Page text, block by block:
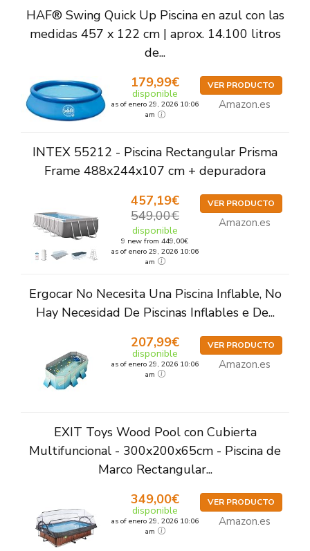
HAF® Swing Quick Up Piscina en azul con las
medidas 457 x 122 cm | aprox. 14.100 litros
de...
179,99€
disponible
as of enero 29, 2026 10:06
am
VER PRODUCTO
Amazon.es
INTEX 55212 - Piscina Rectangular Prisma
Frame 488x244x107 cm + depuradora
457,19€
549,00€
disponible
9 new from 449,00€
as of enero 29, 2026 10:06
am
VER PRODUCTO
Amazon.es
Ergocar No Necesita Una Piscina Inflable, No
Hay Necesidad De Piscinas Inflables e De...
207,99€
disponible
as of enero 29, 2026 10:06
am
VER PRODUCTO
Amazon.es
EXIT Toys Wood Pool con Cubierta
Multifuncional - 300x200x65cm - Piscina de
Marco Rectangular...
349,00€
disponible
as of enero 29, 2026 10:06
am
VER PRODUCTO
Amazon.es